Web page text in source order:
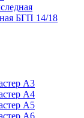
БГП 14/18
А3
А4
А5
А6